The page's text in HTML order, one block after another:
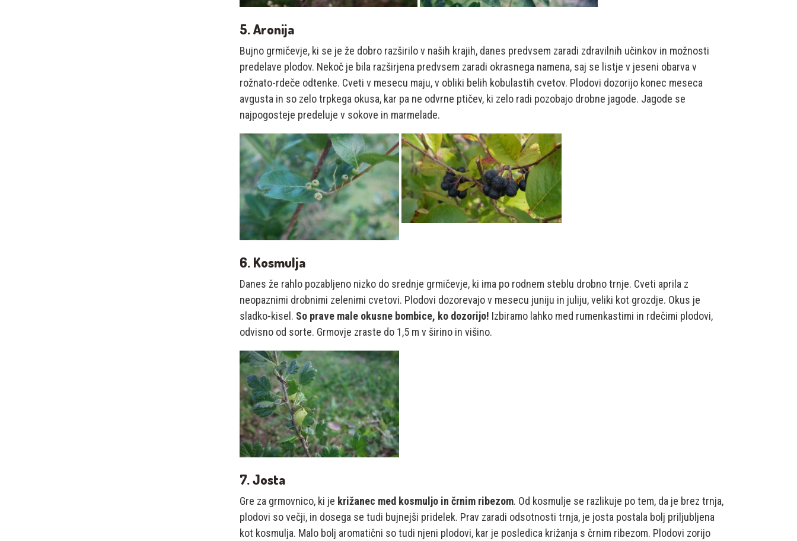
5. Aronija
Bujno grmičevje, ki se je že dobro razširilo v naših krajih, danes predvsem zaradi zdravilnih učinkov in možnosti
predelave plodov. Nekoč je bila razširjena predvsem zaradi okrasnega namena, saj se listje v jeseni obarva v
rožnato-rdeče odtenke. Cveti v mesecu maju, v obliki belih kobulastih cvetov. Plodovi dozorijo konec meseca
avgusta in so zelo trpkega okusa, kar pa ne odvrne ptičev, ki zelo radi pozobajo drobne jagode. Jagode se
najpogosteje predeluje v sokove in marmelade.
6. Kosmulja
Danes že rahlo pozabljeno nizko do srednje grmičevje, ki ima po rodnem steblu drobno trnje. Cveti aprila z
neopaznimi drobnimi zelenimi cvetovi. Plodovi dozorevajo v mesecu juniju in juliju, veliki kot grozdje. Okus je
sladko-kisel. So prave male okusne bombice, ko dozorijo! Izbiramo lahko med rumenkastimi in rdečimi plodovi,
odvisno od sorte. Grmovje zraste do 1,5 m v širino in višino.
7. Josta
Gre za grmovnico, ki je križanec med kosmuljo in črnim ribezom. Od kosmulje se razlikuje po tem, da je brez trnja,
plodovi so večji, in dosega se tudi bujnejši pridelek. Prav zaradi odsotnosti trnja, je josta postala bolj priljubljena
kot kosmulja. Malo bolj aromatični so tudi njeni plodovi, kar je posledica križanja s črnim ribezom. Plodovi zorijo